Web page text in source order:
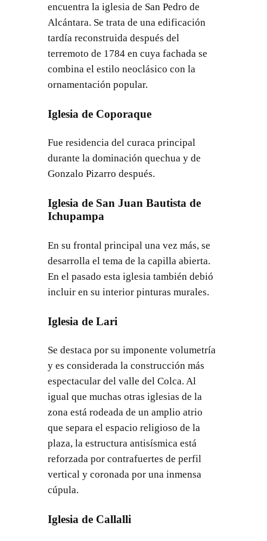
encuentra la iglesia de San Pedro de
Alcántara. Se trata de una edificación
tardía reconstruida después del
terremoto de 1784 en cuya fachada se
combina el estilo neoclásico con la
ornamentación popular.
Iglesia de Coporaque
Fue residencia del curaca principal
durante la dominación quechua y de
Gonzalo Pizarro después.
Iglesia de San Juan Bautista de
Ichupampa
En su frontal principal una vez más, se
desarrolla el tema de la capilla abierta.
En el pasado esta iglesia también debió
incluir en su interior pinturas murales.
Iglesia de Lari
Se destaca por su imponente volumetría
y es considerada la construcción más
espectacular del valle del Colca. Al
igual que muchas otras iglesias de la
zona está rodeada de un amplio atrio
que separa el espacio religioso de la
plaza, la estructura antisísmica está
reforzada por contrafuertes de perfil
vertical y coronada por una inmensa
cúpula.
Iglesia de Callalli